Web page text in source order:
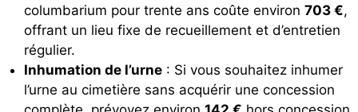
columbarium pour trente ans coûte environ 703 €,
offrant un lieu fixe de recueillement et d’entretien
régulier.
Inhumation de l’urne : Si vous souhaitez inhumer
l’urne au cimetière sans acquérir une concession